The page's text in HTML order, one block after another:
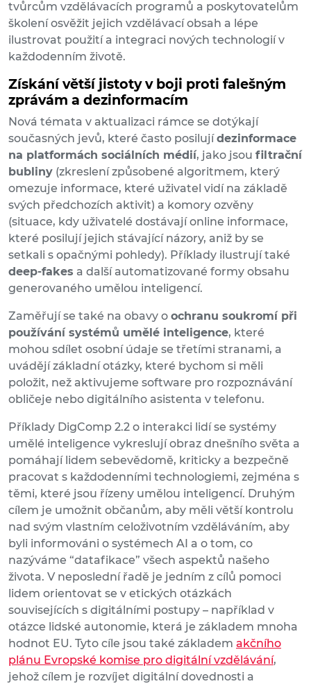
tvůrcům vzdělávacích programů a poskytovatelům
školení osvěžit jejich vzdělávací obsah a lépe
ilustrovat použití a integraci nových technologií v
každodenním životě.
Získání větší jistoty v boji proti falešným
zprávám a dezinformacím
Nová témata v aktualizaci rámce se dotýkají
současných jevů, které často posilujídezinformace
na platformách sociálních médií, jako jsou filtrační
bubliny (zkreslení způsobené algoritmem, který
omezuje informace, které uživatel vidí na základě
svých předchozích aktivit) a komory ozvěny
(situace, kdy uživatelé dostávají online informace,
které posilují jejich stávající názory, aniž by se
setkali s opačnými pohledy). Příklady ilustrují také
deep-fakes a další automatizované formy obsahu
generovaného umělou inteligencí.
Zaměřují se také na obavy o ochranu soukromí při
používání systémů umělé inteligence, které
mohou sdílet osobní údaje se třetími stranami, a
uvádějí základní otázky, které bychom si měli
položit, než aktivujeme software pro rozpoznávání
obličeje nebo digitálního asistenta v telefonu.
Příklady DigComp 2.2 o interakci lidí se systémy
umělé inteligence vykreslují obraz dnešního světa a
pomáhají lidem sebevědomě, kriticky a bezpečně
pracovat s každodenními technologiemi, zejména s
těmi, které jsou řízeny umělou inteligencí. Druhým
cílem je umožnit občanům, aby měli větší kontrolu
nad svým vlastním celoživotním vzděláváním, aby
byli informováni o systémech AI a o tom, co
nazýváme “datafikace” všech aspektů našeho
života. V neposlední řadě je jedním z cílů pomoci
lidem orientovat se v etických otázkách
souvisejících s digitálními postupy – například v
otázce lidské autonomie, která je základem mnoha
hodnot EU. Tyto cíle jsou také základem akčního
plánu Evropské komise pro digitální vzdělávání,
jehož cílem je rozvíjet digitální dovednosti a